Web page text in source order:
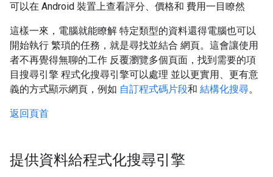
可以在 Android 裝置上查看評分、價格和 費用一目瞭然
這樣一來，電腦就能瞭解 特定類型的資料還得電腦也可以
開始執行 繁瑣的任務，就是尋找並結合 網頁。這會讓使用
者不再覺得無聊的工作 反覆瀏覽多個頁面，找到需要的項
目搜尋引擎 程式化搜尋引擎可以處理 並以更實用、更有意
義的方式顯示網頁，例如 自訂程式碼片段和 結構化搜尋。
返回頁首
提供資料給程式化搜尋引擎